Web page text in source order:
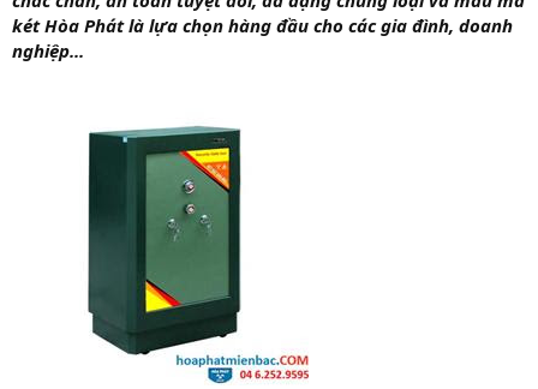
két Hòa Phát là lựa chọn hàng đầu cho các gia đình, doanh
nghiệp...